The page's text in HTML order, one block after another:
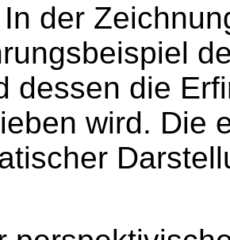
In der
dessen die
wird. Die